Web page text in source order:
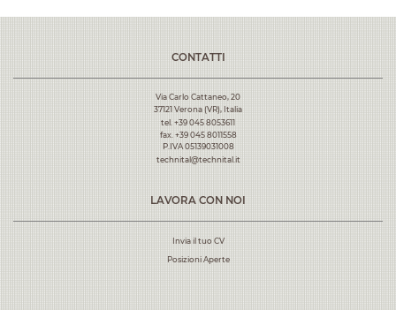
CONTATTI
Via Carlo Cattaneo, 20
37121 Verona (VR), Italia
tel. +39 045 8053611
fax. +39 045 8011558
P.IVA 05139031008
technital@technital.it
LAVORA CON NOI
Invia il tuo CV
Posizioni Aperte